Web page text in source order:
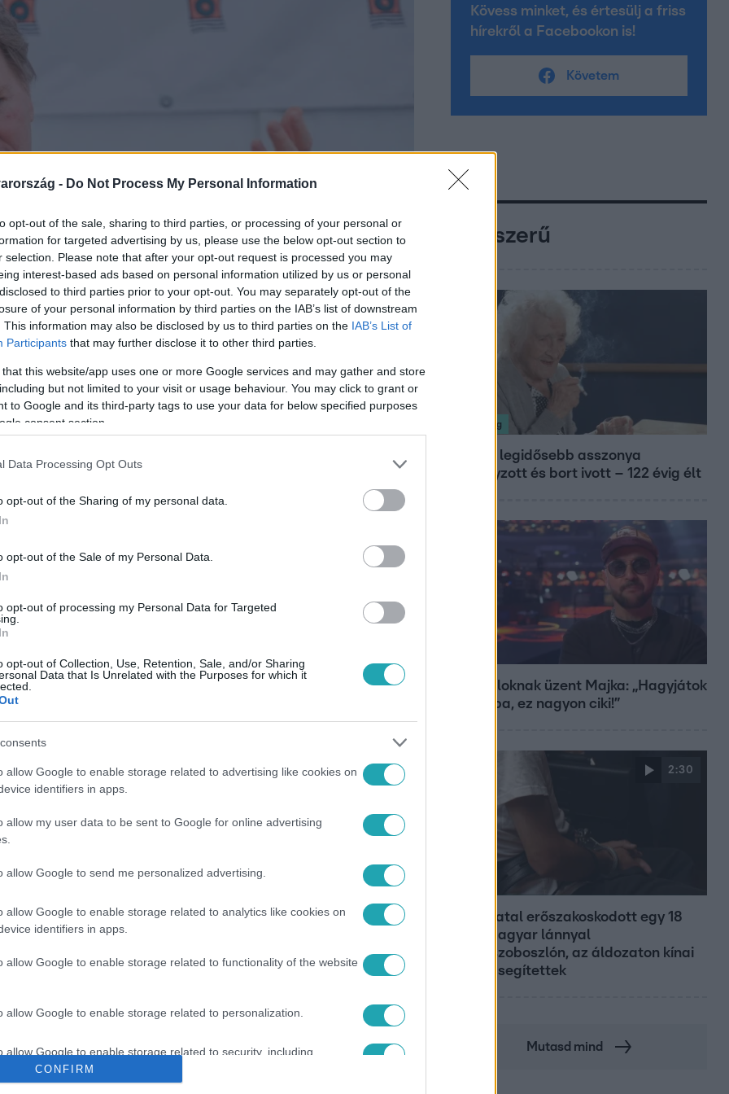
- Do Not Process My Personal Information
opt-out of the sale, sharing to third parties, or processing of your personal or
for targeted advertising by us, please use the below opt-out section to
selection. Please note that after your opt-out request is processed you may
interest-based ads based on personal information utilized by us or personal
to third parties prior to your opt-out. You may separately opt-out of the
of your personal information by third parties on the IAB’s list of downstream
This information may also be disclosed by us to third parties on the IAB’s List of
Participants that may further disclose it to other third parties.
that this website/app uses one or more Google services and may gather and store
but not limited to your visit or usage behaviour. You may click to grant or
to Google and its third-party tags to use your data for below specified purposes
consent section.
Data Processing Opt Outs
opt-out of the Sharing of my personal data.
opt-out of the Sale of my Personal Data.
opt-out of processing my Personal Data for Targeted
opt-out of Collection, Use, Retention, Sale, and/or Sharing
Data that Is Unrelated with the Purposes for which it
allow Google to enable storage related to advertising like cookies on
identifiers in apps.
allow my user data to be sent to Google for online advertising
allow Google to send me personalized advertising.
allow Google to enable storage related to analytics like cookies on
identifiers in apps.
allow Google to enable storage related to functionality of the website
allow Google to enable storage related to personalization.
allow Google to enable storage related to security, including
functionality and fraud prevention, and other user protection.
CONFIRM
terjeszti Fodor Gábor szavait,
Magyar Péter hangfelvételén.
legyen a Google-találatokban!
# HANGFELVÉTEL #VARGA JUDIT #FACEBOOK-HIRDETÉS
Kövess minket, és értesülj a friss
hírekről a Facebookon is!
Követem
Népszerű
Nagyvilág
A világ legidősebb asszonya
dohányzott és bort ivott – 122 évig élt
A fiataloknak üzent Majka: „Hagyjátok
ezt abba, ez nagyon ciki!”
2:30
Grúz fiatal erőszakoskodott egy 18
éves magyar lánnyal
Hajdúszoboszlón, az áldozaton kínai
lányok segítettek
Mutasd mind